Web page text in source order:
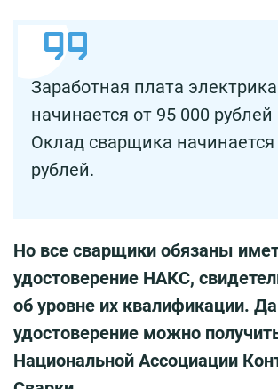
Заработная плата электрика
начинается от 95 000
Оклад сварщика начинается
рублей.
Но все сварщики обязаны
удостоверение НАКС,
об уровне их квалификации.
удостоверение можно
Национальной Ассоциации